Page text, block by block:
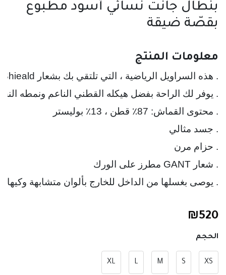
بنطال جانت نسائي أسود مطبوع
بقصّة ضيقة
معلومات المنتج
. هذه السراويل الرياضية ، التي تلتقي بك بشعار GANT Archive Shieald الذي استخدمناه في البداية ، توفر مظهرًا رياضيًا وحنينًا
. يوصى بغسلها من الداخل للخارج بألوان متشابهة وكيها
₪520
الحجم
XS
S
M
L
XL